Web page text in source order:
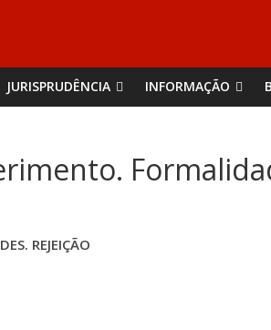
JURISPRUDÊNCIA INFORMAÇÃO
REJEIÇÃO